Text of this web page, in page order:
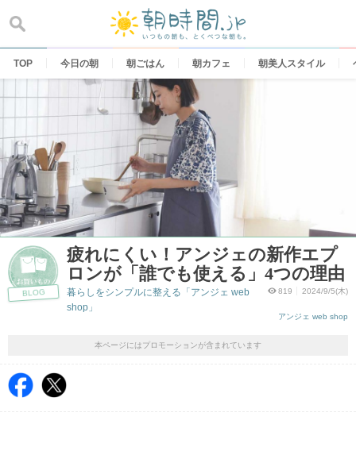
content
TOP 今日の朝 朝ごはん 朝カフェ 朝美人スタイル
BLOG
疲れにくい！アンジェの新作エプ
ロンが「誰でも使える」4つの理由
819 2024/9/5(木)
アンジェ web shop
暮らしをシンプルに整える「アンジェ web
shop」
本ページにはプロモーションが含まれています